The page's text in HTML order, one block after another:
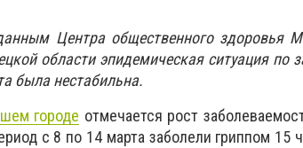
Центра общественного здоровья
области эпидемическая ситуация
была нестабильна.
городе отмечается рост
с 8 по 14 марта заболели гриппом